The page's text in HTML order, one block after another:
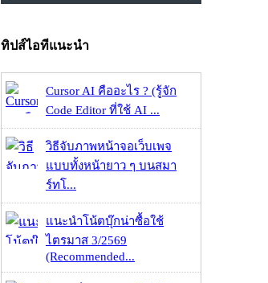
ทิปส์ไอทีแนะนำ
Cursor AI คืออะไร ? (รู้จัก
Code Editor ที่ใช้ AI ...
วิธีจับภาพหน้าจอเว็บเพจ
แบบทั้งหน้ายาว ๆ บนสมา
ร์ทโ...
แนะนำโน้ตบุ๊กน่าซื้อใช้
ไตรมาส 3/2569
(Recommended...